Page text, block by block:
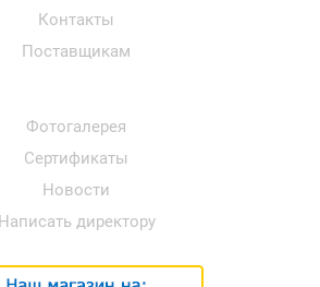
Контакты
Поставщикам
Фотогалерея
Сертификаты
Новости
Написать директору